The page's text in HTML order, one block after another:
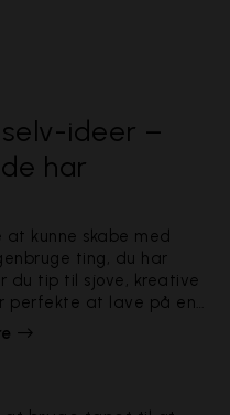
ideer –
har
at kunne skabe med
ting, du har
du tip til sjove, kreative
perfekte at lave på en